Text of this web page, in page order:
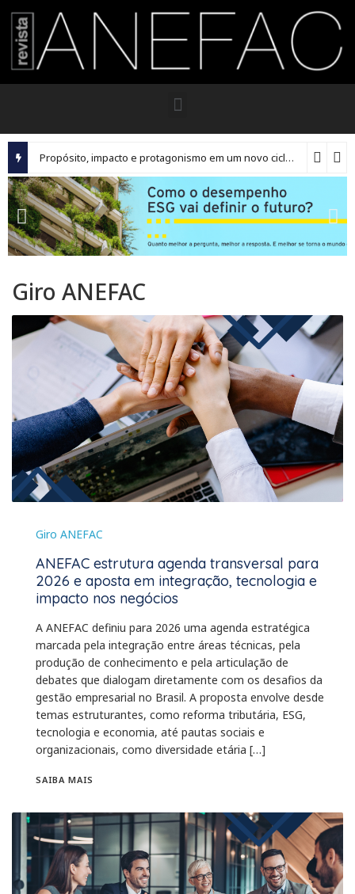
Propósito, impacto e protagonismo em um novo ciclo para os executivos brasileiros
Giro ANEFAC
Giro ANEFAC
ANEFAC estrutura agenda transversal para
2026 e aposta em integração, tecnologia e
impacto nos negócios
A ANEFAC definiu para 2026 uma agenda estratégica
marcada pela integração entre áreas técnicas, pela
produção de conhecimento e pela articulação de
debates que dialogam diretamente com os desafios da
gestão empresarial no Brasil. A proposta envolve desde
temas estruturantes, como reforma tributária, ESG,
tecnologia e economia, até pautas sociais e
organizacionais, como diversidade etária […]
SAIBA MAIS